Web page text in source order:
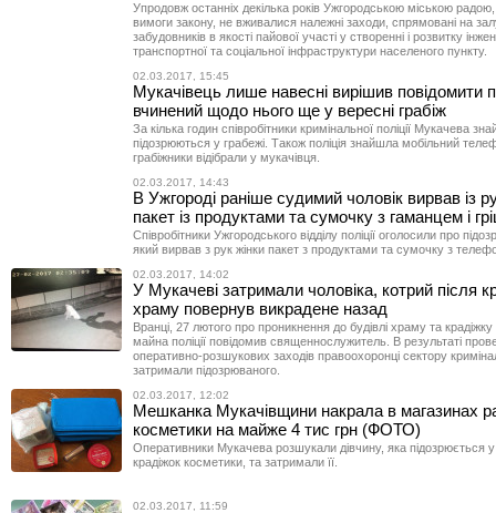
Упродовж останніх декілька років Ужгородською міською
вимоги закону, не вживалися належні заходи, спрямовані на
забудовників в якості пайової участі у створенні і розвитку
транспортної та соціальної інфраструктури населеного пункту.
02.03.2017, 15:45
Мукачівець лише навесні вирішив повідомити
вчинений щодо нього ще у вересні грабіж
За кілька годин співробітники кримінальної поліції Мукачева
підозрюються у грабежі. Також поліція знайшла мобільний
грабіжники відібрали у мукачівця.
02.03.2017, 14:43
В Ужгороді раніше судимий чоловік вирвав із
пакет із продуктами та сумочку з гаманцем і
Співробітники Ужгородського відділу поліції оголосили про
який вирвав з рук жінки пакет з продуктами та сумочку з
02.03.2017, 14:02
У Мукачеві затримали чоловіка, котрий після
храму повернув викрадене назад
Вранці, 27 лютого про проникнення до будівлі храму та
майна поліції повідомив священнослужитель. В результаті
оперативно-розшукових заходів правоохоронці сектору
затримали підозрюваного.
02.03.2017, 12:02
Мешканка Мукачівщини накрала в магазинах
косметики на майже 4 тис грн (ФОТО)
Оперативники Мукачева розшукали дівчину, яка підозрюється у
крадіжок косметики, та затримали її.
02.03.2017, 11:59